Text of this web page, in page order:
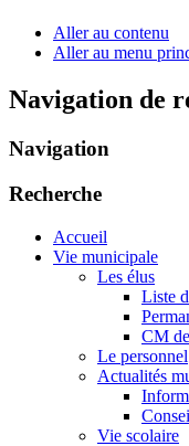
Aller au contenu
Aller au menu
Navigation de
Navigation
Recherche
Accueil
Vie municipale
Les élus
Liste
CM
Le personnel
Actualités
Vie scolaire